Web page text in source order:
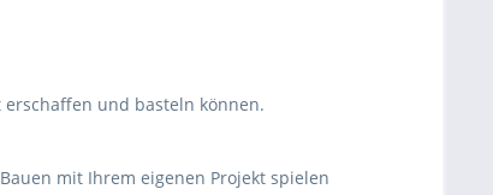
und basteln können.
mit Ihrem eigenen Projekt spielen